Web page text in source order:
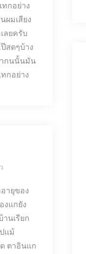
กอย่าง
ผมเสียง
ลยครับ
สดๆบ้าง
ากนนั้นมัน
กอย่าง
ายุของ
งแกยัง
นเรียก
แม้
ตาอินแก